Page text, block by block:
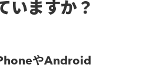
いますか？
やAndroid